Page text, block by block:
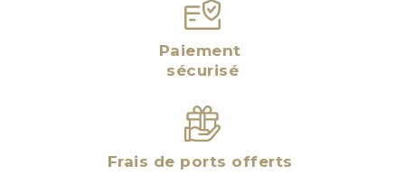
Paiement
sécurisé
Frais de ports offerts